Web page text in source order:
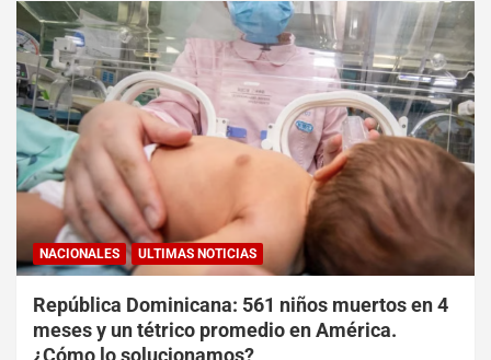
NACIONALES ULTIMAS NOTICIAS
República Dominicana: 561 niños muertos en 4
meses y un tétrico promedio en América.
¿Cómo lo solucionamos?